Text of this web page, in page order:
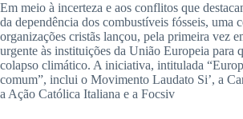
Em meio à incerteza e aos conflitos que
da dependência dos combustíveis fósseis, uma
organizações cristãs lançou, pela primeira vez
urgente às instituições da União Europeia para
colapso climático. A iniciativa, intitulada
comum”, inclui o Movimento Laudato Si’, a
a Ação Católica Italiana e a Focsiv